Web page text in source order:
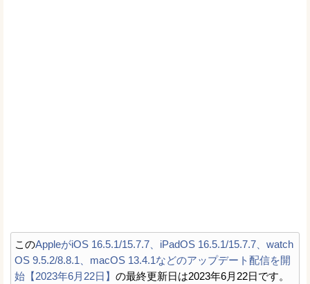
このAppleがiOS 16.5.1/15.7.7、iPadOS 16.5.1/15.7.7、watch
OS 9.5.2/8.8.1、macOS 13.4.1などのアップデート配信を開
始【2023年6月22日】 の最終更新日は2023年6月22日です。